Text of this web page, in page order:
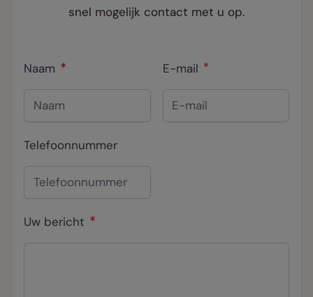
snel mogelijk contact met u op.
Naam E-mail
Telefoonnummer
Uw bericht